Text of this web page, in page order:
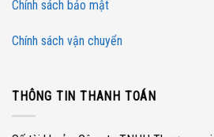
Chính sách bảo mật
Chính sách vận chuyển
THÔNG TIN THANH TOÁN